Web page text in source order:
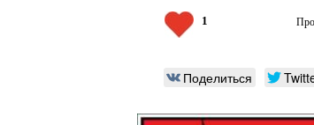
1
Поделиться